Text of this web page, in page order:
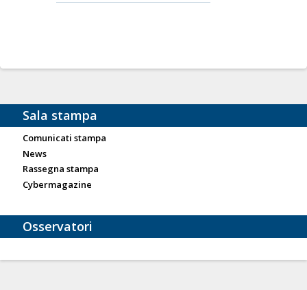
Sala stampa
Comunicati stampa
News
Rassegna stampa
Cybermagazine
Osservatori